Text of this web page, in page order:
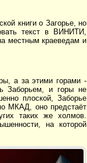
книги о Загорье, но
текст в ВИНИТИ,
местным краеведам и
а за этими горами -
Заборьем, и горы не
плоской, Заборье
МКАД, оно предстаёт
таких же холмов.
на которой